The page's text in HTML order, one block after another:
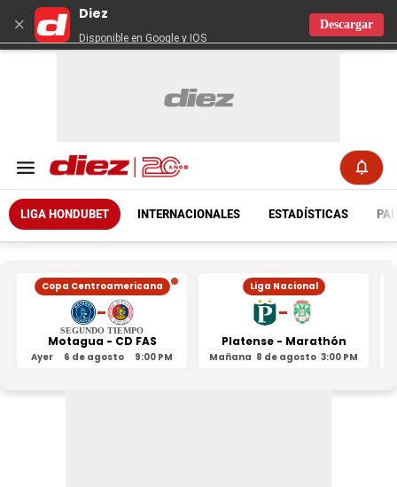
×
Diez
Disponible en Google y IOS
Descargar
LIGA HONDUBET INTERNACIONALES ESTADÍSTICAS
Copa Centroamericana
-
SEGUNDO TIEMPO
Motagua - CD FAS
Ayer 6 de agosto 9:00 PM
Liga Nacional
-
Platense - Marathón
Mañana 8 de agosto 3:00 PM